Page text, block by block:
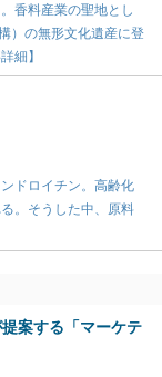
香料産業の聖地とし
）の無形文化遺産に登
細】
ドロイチン。高齢化
。そうした中、原料
案する「マーケテ